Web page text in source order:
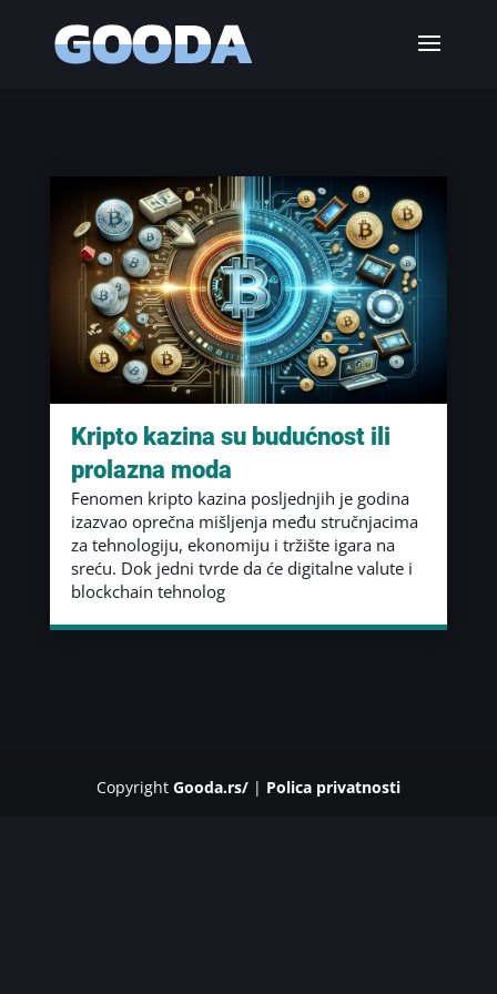
Kripto kazina su budućnost ili
prolazna moda
Fenomen kripto kazina posljednjih je godina
izazvao oprečna mišljenja među stručnjacima
za tehnologiju, ekonomiju i tržište igara na
sreću. Dok jedni tvrde da će digitalne valute i
blockchain tehnolog
Copyright Gooda.rs/| Polica privatnosti